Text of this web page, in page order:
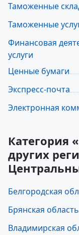
Таможенные
Таможенные
Финансовая
услуги
Ценные бумаги
Экспресс-почта
Электронная
Категория
других
Белгородская
Брянская область
Владимирская